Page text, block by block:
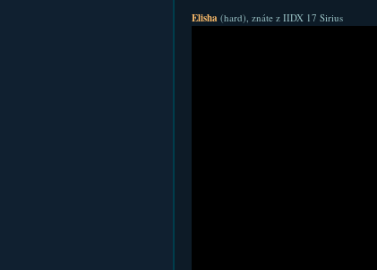
Elisha(hard), znáte z IIDX 17 Sirius